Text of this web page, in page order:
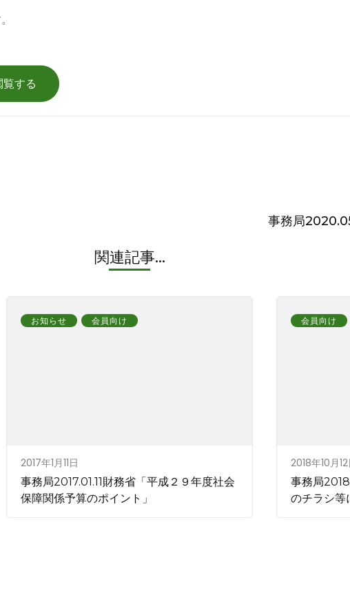
事務局
関連記事...
お知らせ 会員向け
2017年1月11日
事務局2017.01.11財務省「平成２９年度社会
保障関係予算のポイント」
会員向け
2018年10月12
事務局
のチラシ等